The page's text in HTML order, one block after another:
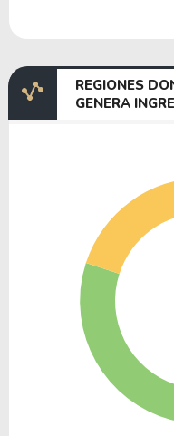
REGIONES
GENERA